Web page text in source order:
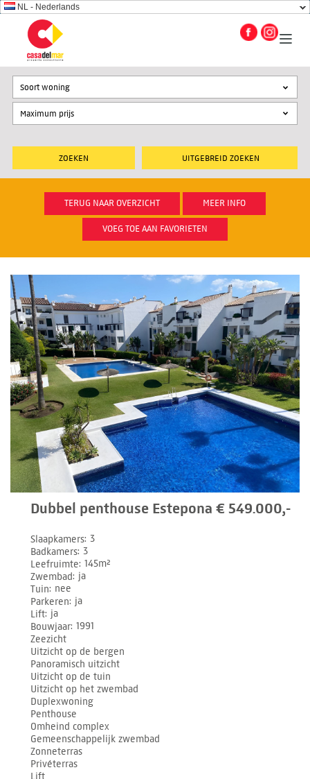
NL - Nederlands
UITGEBREID ZOEKEN
Soort woning
TERUG NAAR OVERZICHT MEER INFO
VOEG TOE AAN FAVORIETEN
Dubbel penthouse Estepona € 549.000,-
Slaapkamers 3
Badkamers 3
Leefruimte 145m²
Zwembad ja
Tuin nee
Parkeren ja
Lift ja
Bouwjaar 1991
Zeezicht
Uitzicht op de bergen
Panoramisch uitzicht
Uitzicht op de tuin
Uitzicht op het zwembad
Duplexwoning
Penthouse
Omheind complex
Gemeenschappelijk zwembad
Zonneterras
Privéterras
Lift